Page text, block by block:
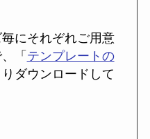
にそれぞれご用意
「 テンプレートの
りダウンロードして